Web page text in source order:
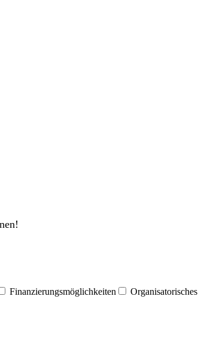
Finanzierungsmöglichkeiten Organisatorisches